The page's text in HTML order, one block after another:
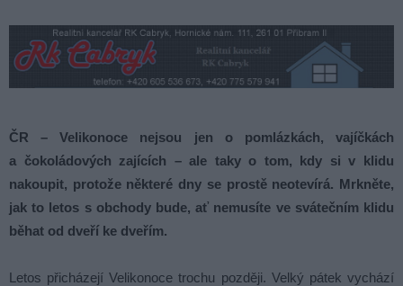
ČR – Velikonoce nejsou jen o pomlázkách, vajíčkách
a čokoládových zajících – ale taky o tom, kdy si v klidu
nakoupit, protože některé dny se prostě neotevírá. Mrkněte,
jak to letos s obchody bude, ať nemusíte ve svátečním klidu
běhat od dveří ke dveřím.
Letos přicházejí Velikonoce trochu později. Velký pátek vychází